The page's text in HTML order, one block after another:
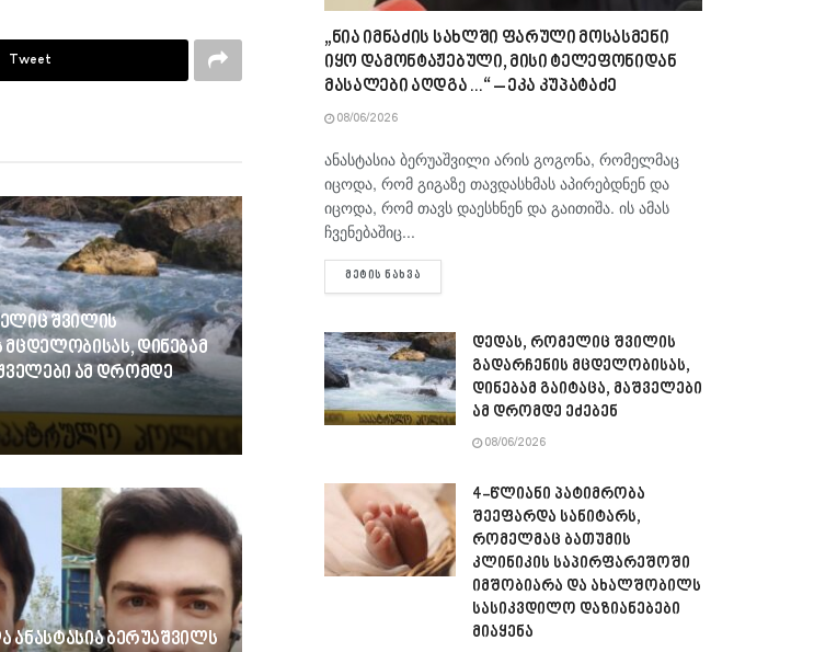
Tweet
შვილის
მცდელობისას, დინებამ
ამ დრომდე
ანასტასია ბერუაშვილს
„ნია იმნაძის სახლში ფარული მოსასმენი
იყო დამონტაჟებული, მისი ტელეფონიდან
მასალები აღდგა…“ – ეკა კუპატაძე
08/06/2026
ანასტასია ბერუაშვილი არის გოგონა, რომელმაც
იცოდა, რომ გიგაზე თავდასხმას აპირებდნენ და
იცოდა, რომ თავს დაესხნენ და გაითიშა. ის ამას
ჩვენებაშიც...
ᲛᲔᲢᲘᲡ ᲜᲐᲮᲕᲐ
დედას, რომელიც შვილის
გადარჩენის მცდელობისას,
დინებამ გაიტაცა, მაშველები
ამ დრომდე ეძებენ
08/06/2026
4-წლიანი პატიმრობა
შეეფარდა სანიტარს,
რომელმაც ბათუმის
კლინიკის საპირფარეშოში
იმშობიარა და ახალშობილს
სასიკვდილო დაზიანებები
მიაყენა